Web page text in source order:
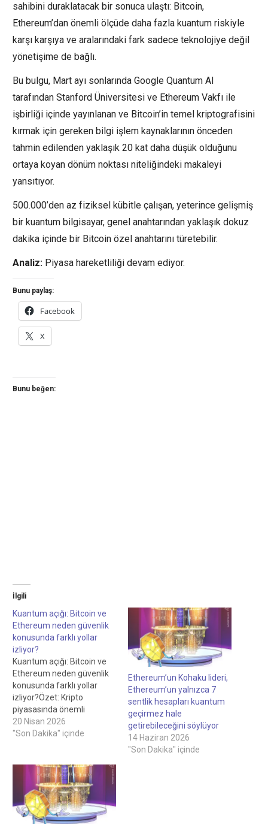
sahibini duraklatacak bir sonuca ulaştı: Bitcoin,
Ethereum’dan önemli ölçüde daha fazla kuantum riskiyle
karşı karşıya ve aralarındaki fark sadece teknolojiye değil
yönetişime de bağlı.
Bu bulgu, Mart ayı sonlarında Google Quantum AI
tarafından Stanford Üniversitesi ve Ethereum Vakfı ile
işbirliği içinde yayınlanan ve Bitcoin’in temel kriptografisini
kırmak için gereken bilgi işlem kaynaklarının önceden
tahmin edilenden yaklaşık 20 kat daha düşük olduğunu
ortaya koyan dönüm noktası niteliğindeki makaleyi
yansıtıyor.
500.000’den az fiziksel kübitle çalışan, yeterince gelişmiş
bir kuantum bilgisayar, genel anahtarından yaklaşık dokuz
dakika içinde bir Bitcoin özel anahtarını türetebilir.
Analiz: Piyasa hareketliliği devam ediyor.
Bunu paylaş:
Facebook
X
Bunu beğen:
İlgili
Kuantum açığı: Bitcoin ve
Ethereum neden güvenlik
konusunda farklı yollar
izliyor?
Kuantum açığı: Bitcoin ve
Ethereum neden güvenlik
konusunda farklı yollar
izliyor?Özet: Kripto
piyasasında önemli
gelişmeler
yaşanıyor.Kuantum
yönelik uzak ve büyük
ölçüde teorik bir tehdit
olarak görülüyor.Ancak
artık bu bakış açısı
değişmeye başlıyor.Google
20 Nisan 2026
"Son Dakika" içinde
Ethereum’un Kohaku lideri,
Ethereum’un yalnızca 7
sentlik hesapları kuantum
geçirmez hale
getirebileceğini söylüyor
14 Haziran 2026
"Son Dakika" içinde